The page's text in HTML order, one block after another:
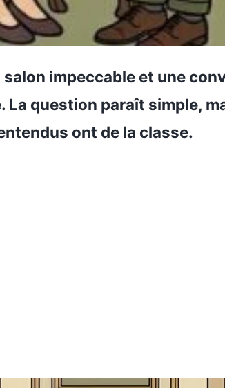
impeccable et une
question paraît simple,
ont de la classe.